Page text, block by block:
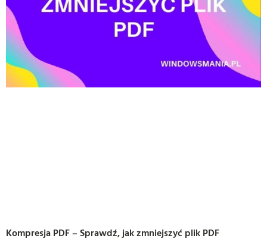
Kompresja PDF – Sprawdź, jak zmniejszyć plik PDF